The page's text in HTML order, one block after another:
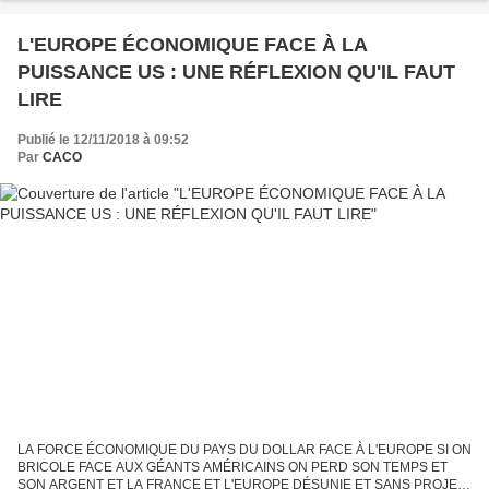
SES ENGAGEMENTS FINANCIERS IMPORTANTS...
L'EUROPE ÉCONOMIQUE FACE À LA
PUISSANCE US : UNE RÉFLEXION QU'IL FAUT
LIRE
Publié le 12/11/2018 à 09:52
Par CACO
LA FORCE ÉCONOMIQUE DU PAYS DU DOLLAR FACE À L'EUROPE SI ON
BRICOLE FACE AUX GÉANTS AMÉRICAINS ON PERD SON TEMPS ET
SON ARGENT ET LA FRANCE ET L'EUROPE DÉSUNIE ET SANS PROJET